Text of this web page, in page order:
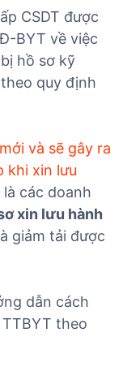
CSDT được
BYT về việc
hồ sơ kỹ
quy định
và sẽ gây ra
khi xin lưu
các doanh
xin lưu hành
giảm tải được
dẫn cách
theo